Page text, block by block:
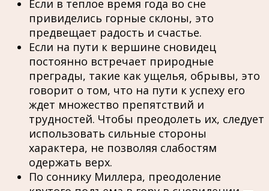
Если в теплое время года во сне
привиделись горные склоны, это
предвещает радость и счастье.
Если на пути к вершине сновидец
постоянно встречает природные
преграды, такие как ущелья, обрывы, это
говорит о том, что на пути к успеху его
ждет множество препятствий и
трудностей. Чтобы преодолеть их, следует
использовать сильные стороны
характера, не позволяя слабостям
одержать верх.
По соннику Миллера, преодоление